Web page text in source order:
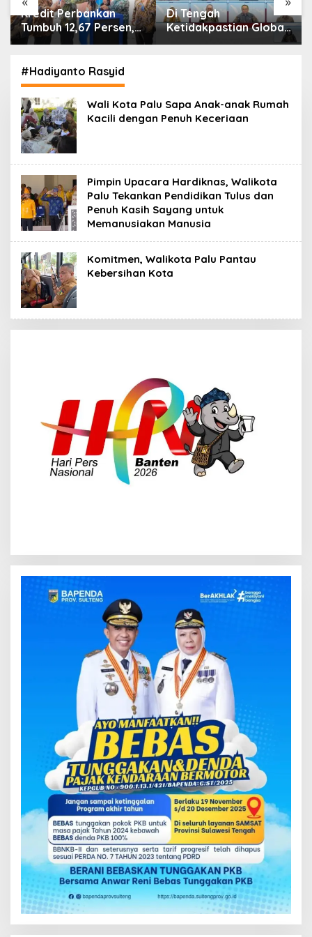
Di Tengah
Ketidakpastian Global,
OJK Pastikan
Keuangan Tetap
Terjaga
IHSG Menguat, Jumlah
Investor Pasar Modal
Tembus 30 Juta per
#Hadiyanto Rasyid
Wali Kota Palu Sapa Anak-anak Rumah
Kacili dengan Penuh Keceriaan
Pimpin Upacara Hardiknas, Walikota
Palu Tekankan Pendidikan Tulus dan
Penuh Kasih Sayang untuk
Memanusiakan Manusia
Komitmen, Walikota Palu Pantau
Kebersihan Kota